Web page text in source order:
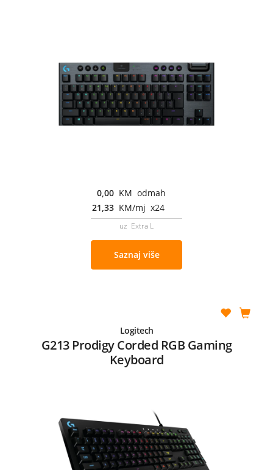
0,00 KM odmah
21,33 KM/mj x24
uz Extra L
Saznaj više
Logitech
G213 Prodigy Corded RGB Gaming
Keyboard